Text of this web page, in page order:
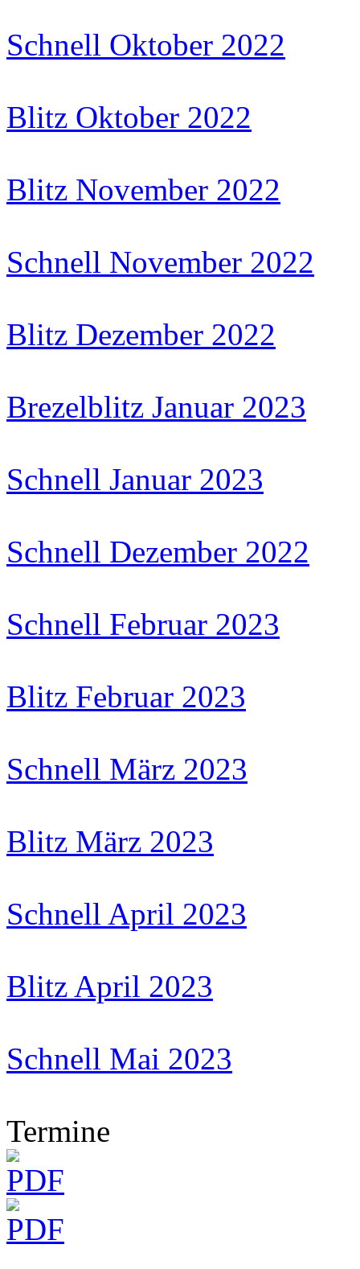
Schnell Oktober 2022
Blitz Oktober 2022
Blitz November 2022
Schnell November 2022
Blitz Dezember 2022
Brezelblitz Januar 2023
Schnell Januar 2023
Schnell Dezember 2022
Schnell Februar 2023
Blitz Februar 2023
Schnell März 2023
Blitz März 2023
Schnell April 2023
Blitz April 2023
Schnell Mai 2023
Termine